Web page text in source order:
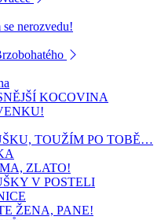
se nerozvedu!
KOCOVINA
TOUŽÍM PO TOBĚ…
ZLATO!
V POSTELI
ŽENA, PANE!